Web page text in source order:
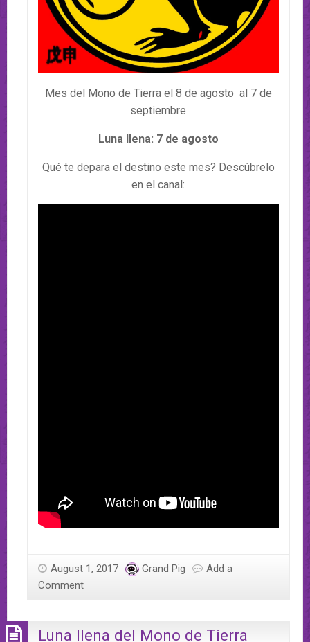
Mes del Mono de Tierra el 8 de agosto al 7 de
septiembre
Luna llena: 7 de agosto
Qué te depara el destino este mes? Descúbrelo
en el canal:
August 1, 2017 Grand Pig
Add a
Comment
Luna llena del Mono de Tierra